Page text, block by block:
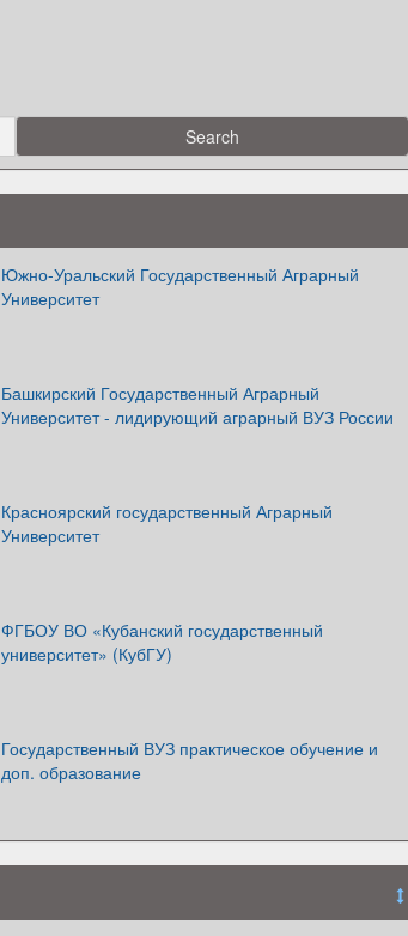
Южно-Уральский Государственный Аграрный
Университет
Башкирский Государственный Аграрный
Университет - лидирующий аграрный ВУЗ России
Красноярский государственный Аграрный
Университет
ФГБОУ ВО «Кубанский государственный
университет» (КубГУ)
Государственный ВУЗ практическое обучение и
доп. образование